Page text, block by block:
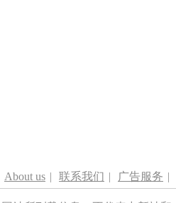
About us | 联系我们 | 广告服务 |